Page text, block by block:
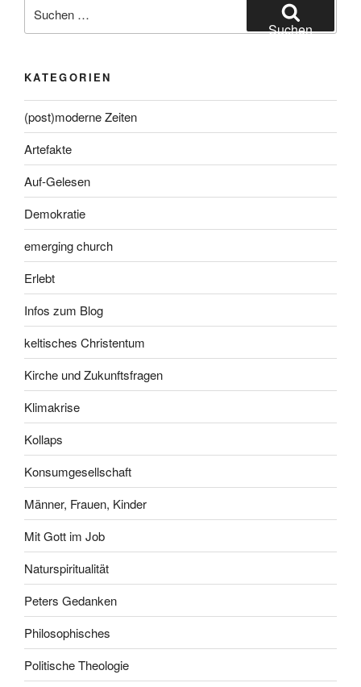
nach:
Suchen
KATEGORIEN
(post)moderne Zeiten
Artefakte
Auf-Gelesen
Demokratie
emerging church
Erlebt
Infos zum Blog
keltisches Christentum
Kirche und Zukunftsfragen
Klimakrise
Kollaps
Konsumgesellschaft
Männer, Frauen, Kinder
Mit Gott im Job
Naturspiritualität
Peters Gedanken
Philosophisches
Politische Theologie